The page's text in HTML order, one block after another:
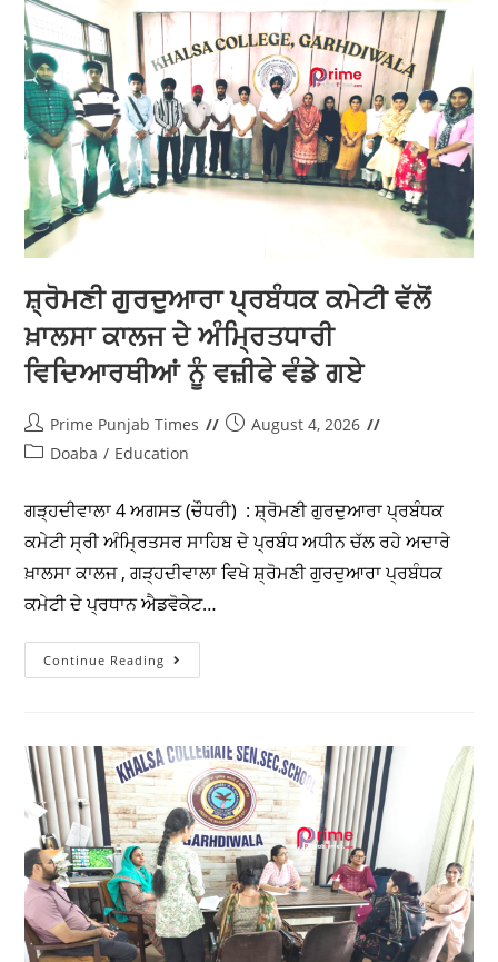
KMS ਕਾਲਜ ਦਸੂਹਾ ਵਿਖੇ ਨਵੇਂ ਅਕਾਦਮਿਕ
ਸੈਸ਼ਨ 2026-27 ਦੀ ਸ਼ੁਰੂਆਤ ਹੋਵੇਗੀ
ਸ਼ਾਨਦਾਰ
Prime Punjab Times
August 6, 2026
Doaba / Education
ਦਸੂਹਾ 6 ਅਗਸਤ (ਚੌਧਰੀ) 10 ਅਗਸਤ ਨੂੰ 'ਆਗਾਜ਼-ਏ-ਖ਼ਾਸ' ਤੇ 11
ਅਗਸਤ ਨੂੰ 'ਵਿੱਦਿਆ ਆਰੰਭ 2026' ਨਾਲ ਹੋਵੇਗਾ ਨਵੇਂ ਸੈਸ਼ਨ ਦਾ ਆਗਾਜ਼
: ਆਈ.ਕੇ. ਗੁਜਰਾਲ ਪੰਜਾਬ ਟੈਕਨੀਕਲ ਯੂਨੀਵਰਸਿਟੀ ਜਲੰਧਰ ਦੇ
ਅਧੀਨ…
Continue Reading
ਸ਼੍ਰੋਮਣੀ ਗੁਰਦੁਆਰਾ ਪ੍ਰਬੰਧਕ ਕਮੇਟੀ ਵੱਲੋਂ
ਖ਼ਾਲਸਾ ਕਾਲਜ ਦੇ ਅੰਮ੍ਰਿਤਧਾਰੀ
ਵਿਦਿਆਰਥੀਆਂ ਨੂੰ ਵਜ਼ੀਫੇ ਵੰਡੇ ਗਏ
Prime Punjab Times
August 4, 2026
Doaba / Education